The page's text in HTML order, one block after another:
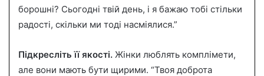
борошні? Сьогодні твій день, і я бажаю тобі стільки
радості, скільки ми тоді насміялися.”
Підкресліть її якості. Жінки люблять комплімети,
але вони мають бути щирими. “Твоя доброта